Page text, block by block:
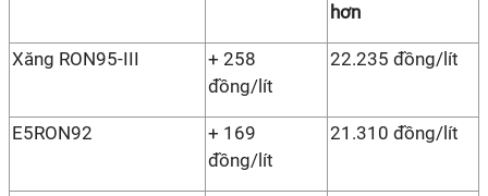
hơn
Xăng RON95-III
+ 258
đồng/lít
22.235 đồng/lít
E5RON92
+ 169
đồng/lít
21.310 đồng/lít